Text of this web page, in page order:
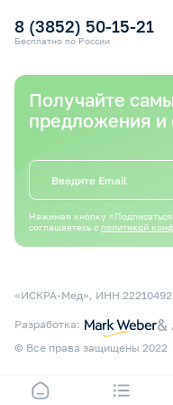
8 (3852) 50-15-21
Бесплатно по России
Получайте
предложения и
Нажимая кнопку
соглашаетесь с политикой
«ИСКРА-Мед», ИНН
Разработка: &
© Все права защищены 2022